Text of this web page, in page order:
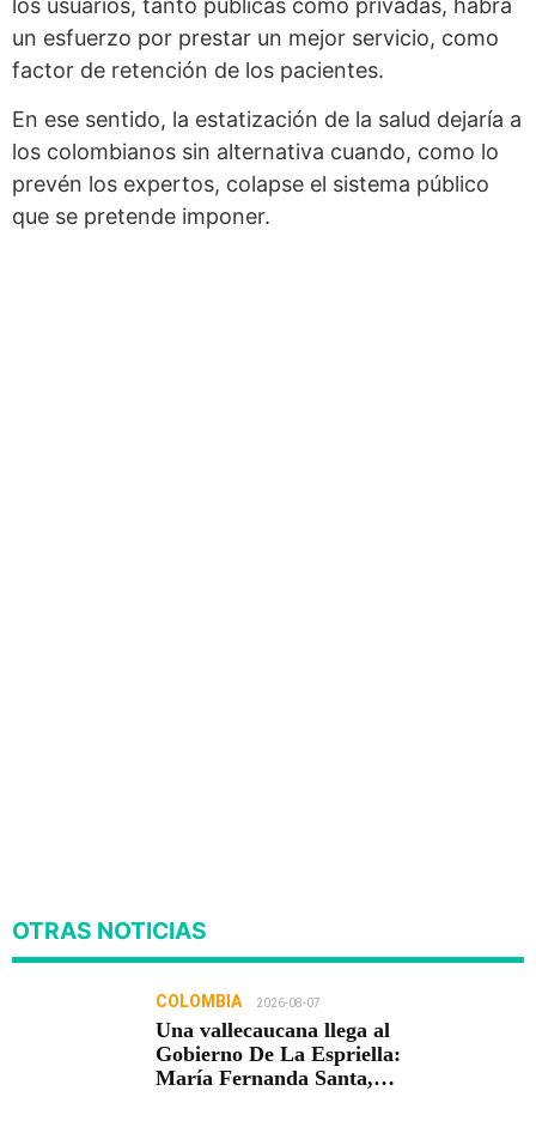
los usuarios, tanto públicas como privadas, habrá
un esfuerzo por prestar un mejor servicio, como
factor de retención de los pacientes.
En ese sentido, la estatización de la salud dejaría a
los colombianos sin alternativa cuando, como lo
prevén los expertos, colapse el sistema público
que se pretende imponer.
OTRAS NOTICIAS
COLOMBIA 2026-08-07
Una vallecaucana llega al
Gobierno De La Espriella:
María Fernanda Santa,